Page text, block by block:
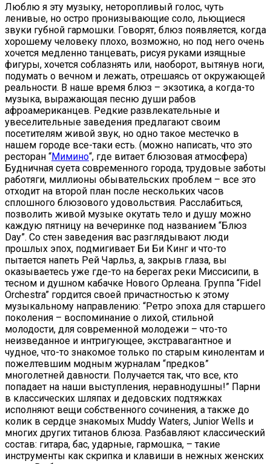
Люблю я эту музыку, неторопливый голос, чуть
ленивые, но остро пронизывающие соло, льющиеся
звуки губной гармошки. Говорят, блюз появляется, когда
хорошему человеку плохо, возможно, но под него очень
хочется медленно танцевать, рисуя руками изящные
фигуры, хочется соблазнять или, наоборот, вытянув ноги,
подумать о вечном и лежать, отрешаясь от окружающей
реальности. В наше время блюз – экзотика, а когда-то
музыка, выражающая песню души рабов
афроамериканцев. Редкие развлекательные и
увеселительные заведения предлагают своим
посетителям живой звук, но одно такое местечко в
нашем городе все-таки есть. (можно написать, что это
ресторан “Мимино“, где витает блюзовая атмосфера)
Будничная суета современного города, трудовые заботы
работяги, миллионы обывательских проблем – все это
отходит на второй план после нескольких часов
сплошного блюзового удовольствия. Расслабиться,
позволить живой музыке окутать тело и душу можно
каждую пятницу на вечеринке под названием “Блюз
Day”. Со стен заведения вас разглядывают люди
прошлых эпох, подмигивает Би Би Кинг и что-то
пытается напеть Рей Чарльз, а, закрыв глаза, вы
оказываетесь уже где-то на берегах реки Миссисипи, в
тесном и душном кабачке Нового Орлеана. Группа “Fidel
Orchestra” гордится своей причастностью к этому
музыкальному направлению: “Ретро эпоха для старшего
поколения – воспоминание о лихой, стильной
молодости, для современной молодежи – что-то
неизведанное и интригующее, экстравагантное и
чудное, что-то знакомое только по старым кинолентам и
пожелтевшим модным журналам “предков”
многолетней давности. Получается так, что все, кто
попадает на наши выступления, неравнодушны!” Парни
в классических шляпах и дедовских подтяжках
исполняют вещи собственного сочинения, а также до
колик в сердце знакомых Muddy Waters, Junior Wells и
многих других титанов блюза. Разбавляют классический
состав: гитара, бас, ударные, гармошка, – такие
инструменты как скрипка и клавиши в нежных женских